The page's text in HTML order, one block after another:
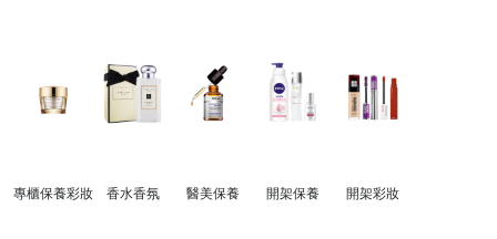
專櫃保養彩妝 香水香氛 醫美保養 開架保養 開架彩妝